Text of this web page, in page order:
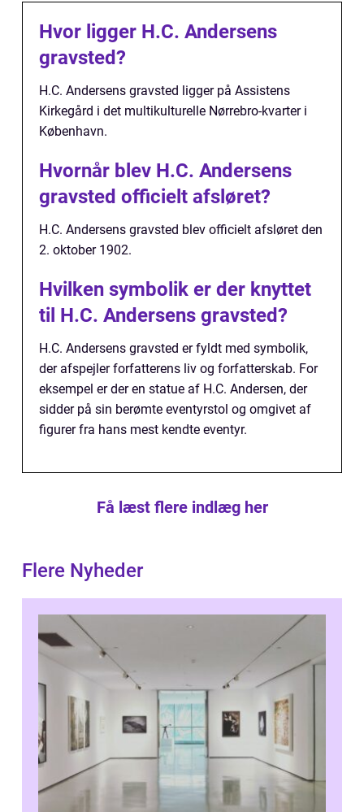
Hvor ligger H.C. Andersens
gravsted?
H.C. Andersens gravsted ligger på Assistens
Kirkegård i det multikulturelle Nørrebro-kvarter i
København.
Hvornår blev H.C. Andersens
gravsted officielt afsløret?
H.C. Andersens gravsted blev officielt afsløret den
2. oktober 1902.
Hvilken symbolik er der knyttet
til H.C. Andersens gravsted?
H.C. Andersens gravsted er fyldt med symbolik,
der afspejler forfatterens liv og forfatterskab. For
eksempel er der en statue af H.C. Andersen, der
sidder på sin berømte eventyrstol og omgivet af
figurer fra hans mest kendte eventyr.
Få læst flere indlæg her
Flere Nyheder